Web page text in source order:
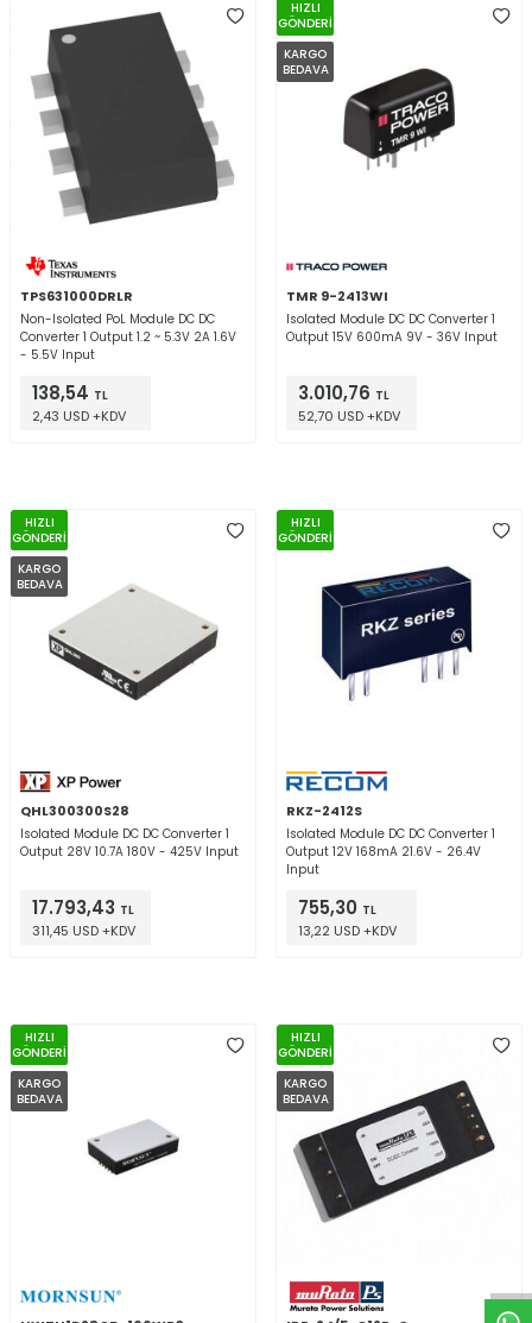
TPS631000DRLR
Non-Isolated PoL Module DC DC
Converter 1 Output 1.2 ~ 5.3V 2A 1.6V
- 5.5V Input
138,54 TL
2,43 USD +KDV
HIZLI
GÖNDERİ
KARGO
BEDAVA
TMR 9-2413WI
Isolated Module DC DC Converter 1
Output 15V 600mA 9V - 36V Input
3.010,76 TL
52,70 USD +KDV
HIZLI
GÖNDERİ
KARGO
BEDAVA
QHL300300S28
Isolated Module DC DC Converter 1
Output 28V 10.7A 180V - 425V Input
17.793,43 TL
311,45 USD +KDV
HIZLI
GÖNDERİ
RKZ-2412S
Isolated Module DC DC Converter 1
Output 12V 168mA 21.6V - 26.4V
Input
755,30 TL
13,22 USD +KDV
HIZLI
GÖNDERİ
KARGO
BEDAVA
HIZLI
GÖNDERİ
KARGO
BEDAVA